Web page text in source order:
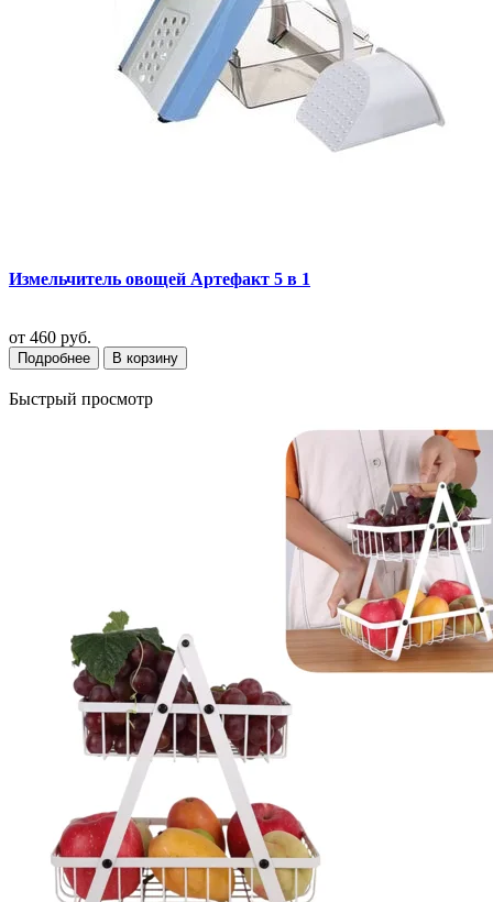
Измельчитель овощей Артефакт 5 в 1
от 460 руб.
Подробнее В корзину
Быстрый просмотр